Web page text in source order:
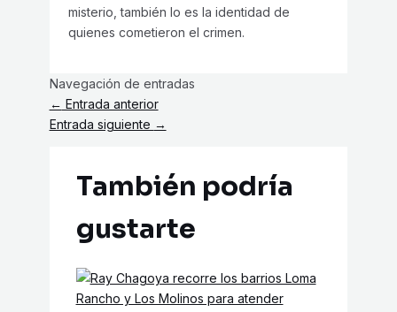
misterio, también lo es la identidad de
quienes cometieron el crimen.
Navegación de entradas
← Entrada anterior
Entrada siguiente →
También podría
gustarte